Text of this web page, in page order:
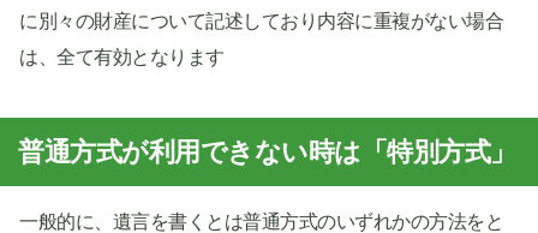
に別々の財産について記述しており内容に重複がない場合
は、全て有効となります
普通方式が利用できない時は「特別方式」
一般的に、遺言を書くとは普通方式のいずれかの方法をと